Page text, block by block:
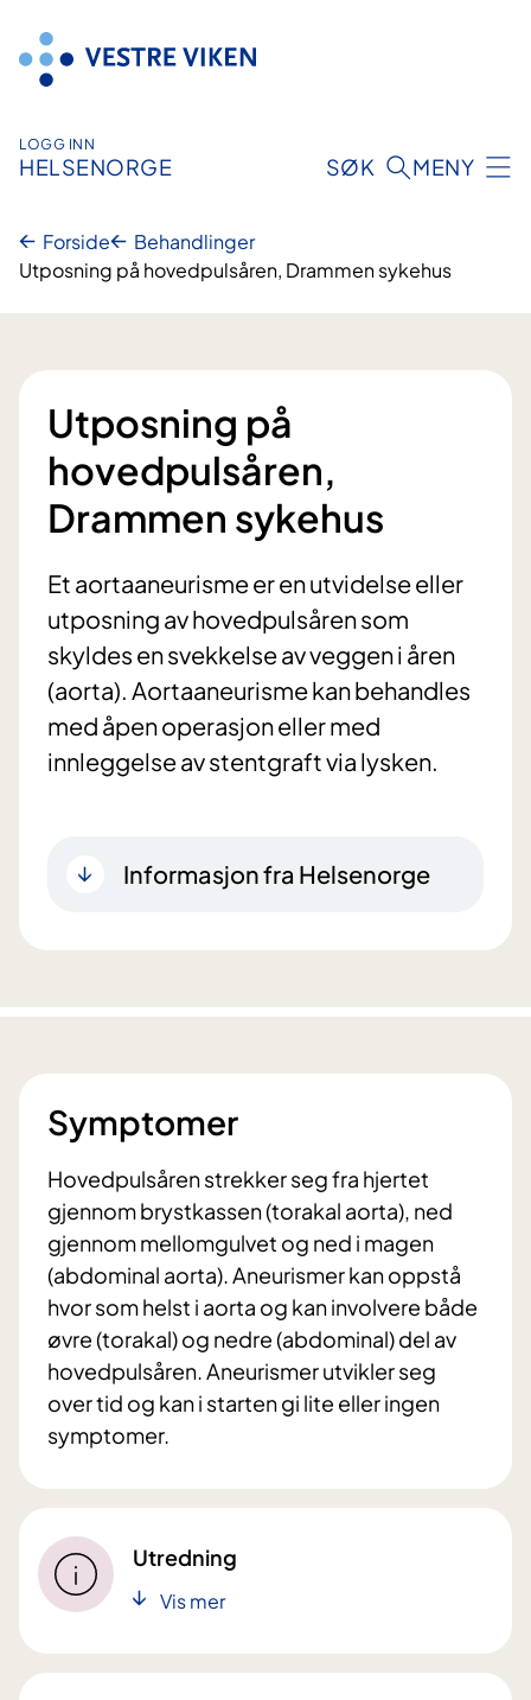
innhold
LOGG INN
HELSENORGE SØK MENY
Forside
Behandlinger
Utposning på hovedpulsåren, Drammen sykehus
Utposning på
hovedpulsåren,
Drammen sykehus
Et aortaaneurisme er en utvidelse eller
utposning av hovedpulsåren som
skyldes en svekkelse av veggen i åren
(aorta). Aortaaneurisme kan behandles
med åpen operasjon eller med
innleggelse av stentgraft via lysken.
Informasjon fra Helsenorge
Symptomer
Hovedpulsåren strekker seg fra hjertet
gjennom brystkassen (torakal aorta), ned
gjennom mellomgulvet og ned i magen
(abdominal aorta). Aneurismer kan oppstå
hvor som helst i aorta og kan involvere både
øvre (torakal) og nedre (abdominal) del av
hovedpulsåren. Aneurismer utvikler seg
over tid og kan i starten gi lite eller ingen
symptomer.
Utredning
Vis mer